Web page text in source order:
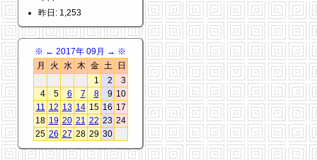
昨日: 1,253
※ ← 2017年 09月 → ※
月
火 水 木 金 土
日
1
2
3
4
5 6 7 8 9 10
11 12 13 14 15 16 17
18 19 20 21 22 23 24
25 26 27 28 29 30